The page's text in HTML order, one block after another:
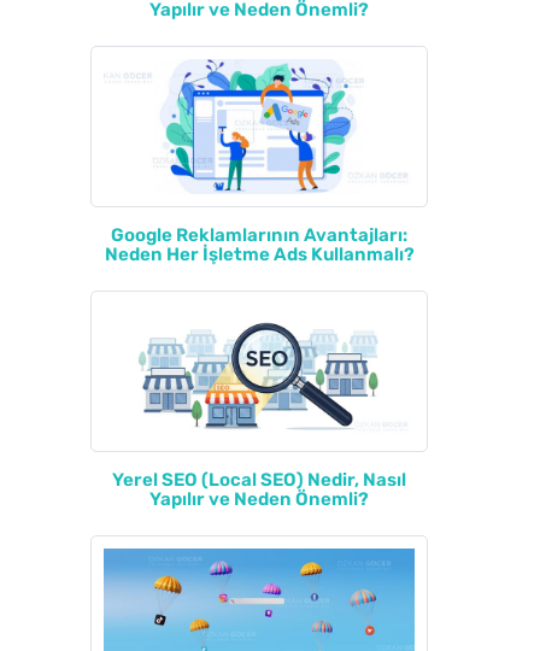
Yapılır ve Neden Önemli?
Google Reklamlarının Avantajları:
Neden Her İşletme Ads Kullanmalı?
Yerel SEO (Local SEO) Nedir, Nasıl
Yapılır ve Neden Önemli?